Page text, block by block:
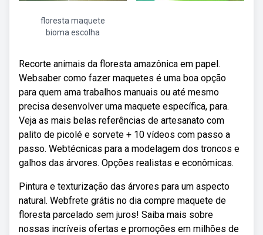
floresta maquete
bioma escolha
Recorte animais da floresta amazônica em papel.
Websaber como fazer maquetes é uma boa opção
para quem ama trabalhos manuais ou até mesmo
precisa desenvolver uma maquete específica, para.
Veja as mais belas referências de artesanato com
palito de picolé e sorvete + 10 vídeos com passo a
passo. Webtécnicas para a modelagem dos troncos e
galhos das árvores. Opções realistas e econômicas.
Pintura e texturização das árvores para um aspecto
natural. Webfrete grátis no dia compre maquete de
floresta parcelado sem juros! Saiba mais sobre
nossas incríveis ofertas e promoções em milhões de